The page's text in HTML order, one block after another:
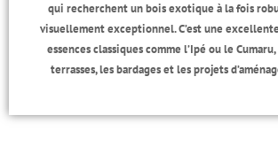
qui recherchent un bois exotique à la fois
visuellement exceptionnel. C’est une
essences classiques comme l’Ipé ou le
terrasses, les bardages et les projets